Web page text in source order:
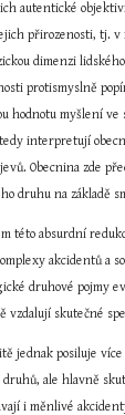
autentické
přirozenosti, tj.
dimenzi
protismyslně
hodnotu myšlení
interpretují
Obecnina zde
druhu na základě
této absurdní
akcidentů a
druhové pojmy
vzdalují skutečné
jednak posiluje
ale hlavně
i měnlivé